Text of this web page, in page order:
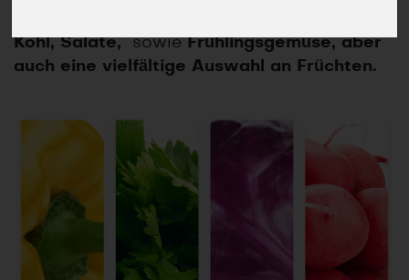
Kohl, Salate,sowieFrühlingsgemüse, aber
auch eine vielfältige Auswahl an Früchten.